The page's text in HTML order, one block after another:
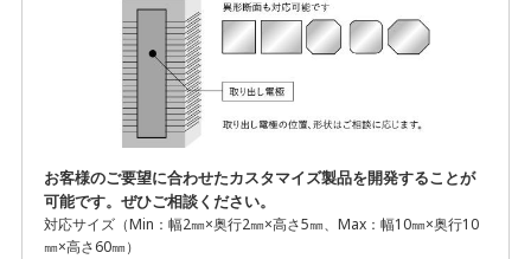
お客様のご要望に合わせたカスタマイズ製品を開発することが
可能です。ぜひご相談ください。
対応サイズ（Min：幅2㎜×奥行2㎜×高さ5㎜、Max：幅10㎜×奥行10
㎜×高さ60㎜）